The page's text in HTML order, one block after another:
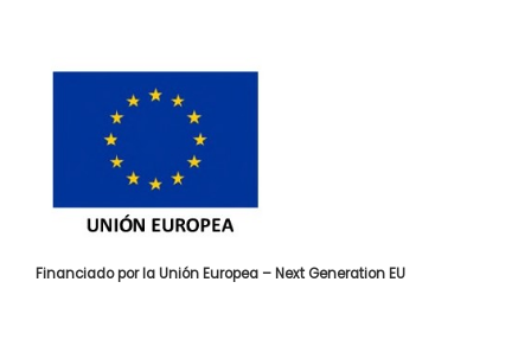
Financiado por la Unión Europea – Next Generation EU